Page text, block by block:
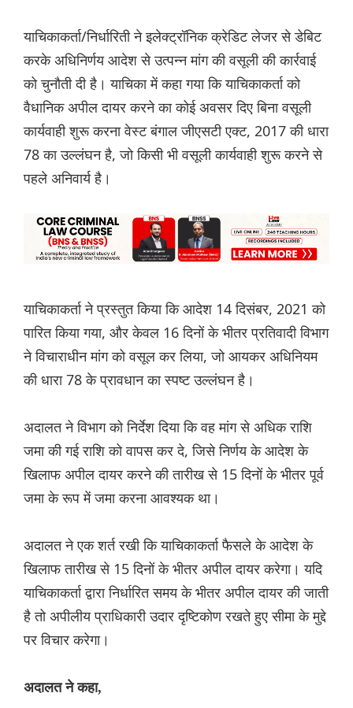
याचिकाकर्ता/निर्धारिती ने इलेक्ट्रॉनिक क्रेडिट लेजर से डेबिट
करके अधिनिर्णय आदेश से उत्पन्न मांग की वसूली की कार्रवाई
को चुनौती दी है। याचिका में कहा गया कि याचिकाकर्ता को
वैधानिक अपील दायर करने का कोई अवसर दिए बिना वसूली
कार्यवाही शुरू करना वेस्ट बंगाल जीएसटी एक्ट, 2017 की धारा
78 का उल्लंघन है, जो किसी भी वसूली कार्यवाही शुरू करने से
पहले अनिवार्य है।
याचिकाकर्ता ने प्रस्तुत किया कि आदेश 14 दिसंबर, 2021 को
पारित किया गया, और केवल 16 दिनों के भीतर प्रतिवादी विभाग
ने विचाराधीन मांग को वसूल कर लिया, जो आयकर अधिनियम
की धारा 78 के प्रावधान का स्पष्ट उल्लंघन है।
अदालत ने विभाग को निर्देश दिया कि वह मांग से अधिक राशि
जमा की गई राशि को वापस कर दे, जिसे निर्णय के आदेश के
खिलाफ अपील दायर करने की तारीख से 15 दिनों के भीतर पूर्व
जमा के रूप में जमा करना आवश्यक था।
अदालत ने एक शर्त रखी कि याचिकाकर्ता फैसले के आदेश के
खिलाफ तारीख से 15 दिनों के भीतर अपील दायर करेगा। यदि
याचिकाकर्ता द्वारा निर्धारित समय के भीतर अपील दायर की जाती
है तो अपीलीय प्राधिकारी उदार दृष्टिकोण रखते हुए सीमा के मुद्दे
पर विचार करेगा।
अदालत ने कहा,